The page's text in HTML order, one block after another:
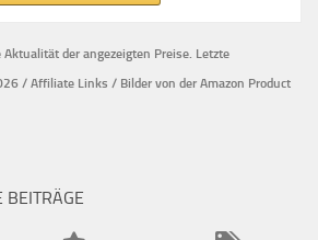
Aktualität der angezeigten Preise. Letzte
/ Affiliate Links / Bilder von der Amazon Product
BEITRÄGE